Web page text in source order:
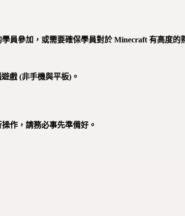
員參加，或需要確保學員對於 Minecraft 有高度的
戲 (非手機與平板)。
作，請務必事先準備好。